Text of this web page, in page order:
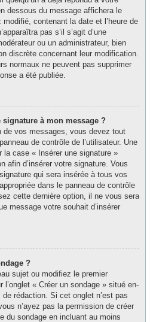
dessous du message affichera le
contenant la date et l’heure de
pas s’il s’agit d’une
ou un administrateur, bien
discrète concernant leur modification.
normaux ne peuvent pas supprimer
a été publiée.
à mon message ?
de vos messages, vous devez tout
de contrôle de l’utilisateur. Une
case « Insérer une signature »
afin d’insérer votre signature. Vous
qui sera insérée à tous vos
dans le panneau de contrôle
cette dernière option, il ne vous sera
message votre souhait d’insérer
?
sujet ou modifiez le premier
l’onglet « Créer un sondage » situé en-
rédaction. Si cet onglet n’est pas
n’ayez pas la permission de créer
du sondage en incluant au moins